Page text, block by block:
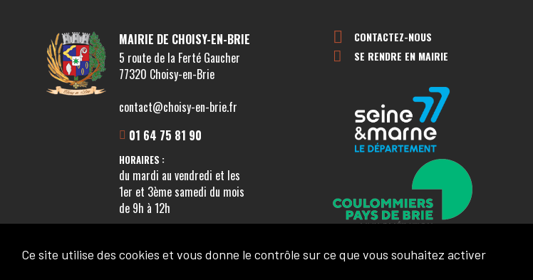
MAIRIE DE CHOISY-EN-BRIE
5 route de la Ferté Gaucher
77320 Choisy-en-Brie
contact@choisy-en-brie.fr
01 64 75 81 90
HORAIRES :
du mardi au vendredi et les
1er et 3ème samedi du mois
de 9h à 12h
CONTACTEZ-NOUS
SE RENDRE EN MAIRIE
Ce site utilise des cookies et vous donne le contrôle sur ce que vous souhaitez activer